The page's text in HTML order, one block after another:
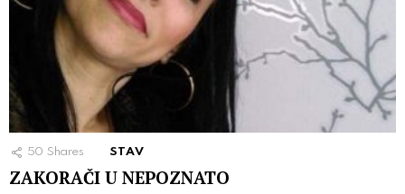
50 Shares STAV
ZAKORAČI U NEPOZNATO